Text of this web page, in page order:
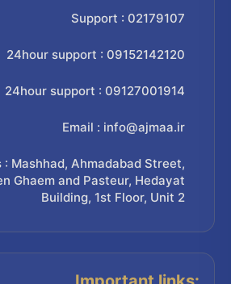
Support : 02179107
24hour support : 09152142120
24hour support : 09127001914
Email : info@ajmaa.ir
: Mashhad, Ahmadabad Street,
Ghaem and Pasteur, Hedayat
Building, 1st Floor, Unit 2